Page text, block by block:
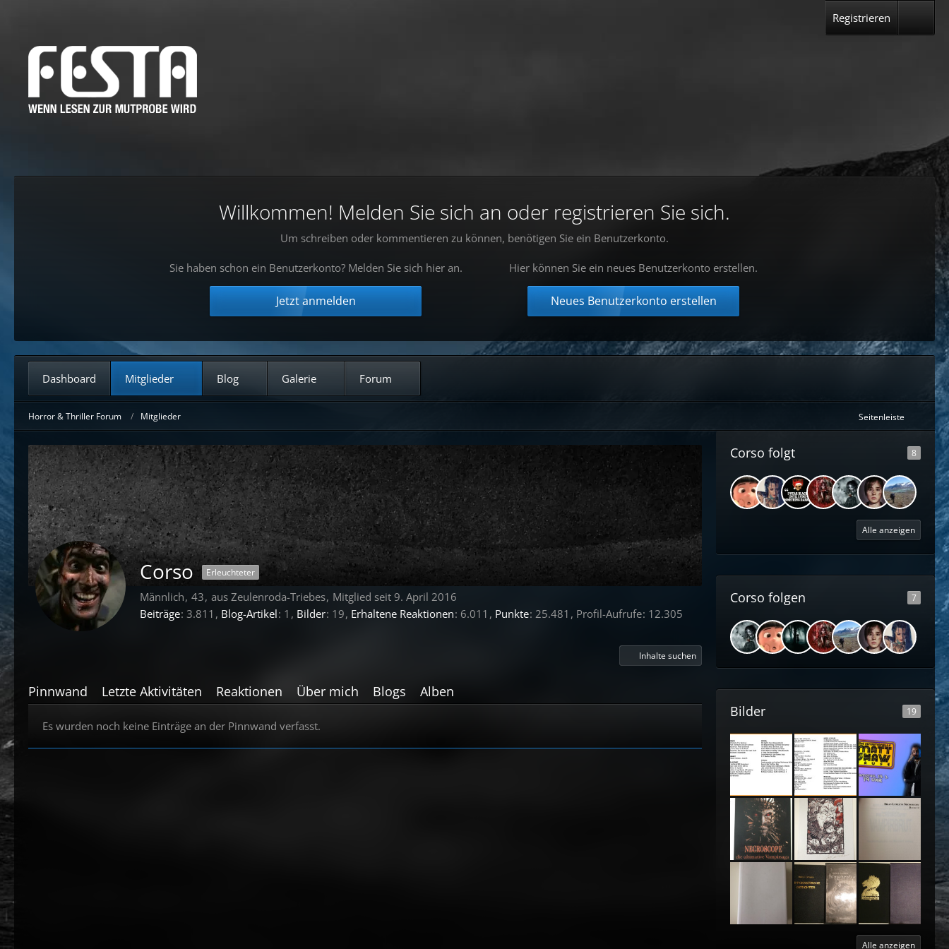
Willkommen! Melden Sie sich an oder registrieren Sie sich.
Um schreiben oder kommentieren zu können, benötigen Sie ein Benutzerkonto.
Sie haben schon ein Benutzerkonto? Melden Sie sich hier an.
Jetzt anmelden
Hier können Sie ein neues Benutzerkonto erstellen.
Neues Benutzerkonto erstellen
Dashboard Mitglieder Blog Galerie Forum
Registrieren
Horror & Thriller Forum Mitglieder Seitenleiste
Corso Erleuchteter
Männlich 43 aus Zeulenroda-Triebes Mitglied seit 9. April 2016
Beiträge 3.811 Blog-Artikel 1 Bilder 19 Erhaltene Reaktionen 6.011 Punkte 25.481 Profil-Aufrufe 12.305
Inhalte suchen
Pinnwand Letzte Aktivitäten Reaktionen Über mich Blogs Alben
Es wurden noch keine Einträge an der Pinnwand verfasst.
Corso folgt 8
Alle anzeigen
Corso folgen 7
Bilder 19
Alle anzeigen